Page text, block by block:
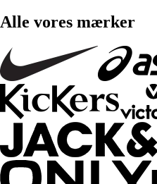
Alle vores mærker